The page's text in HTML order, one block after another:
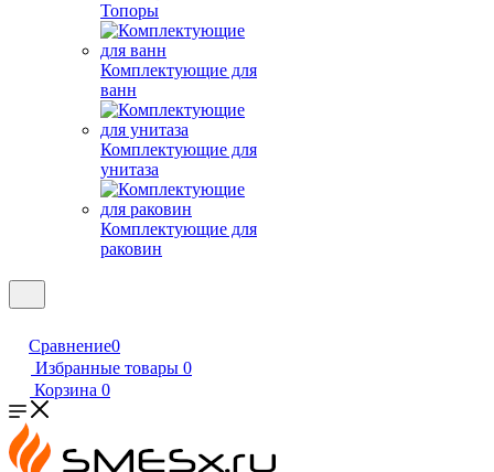
Топоры
Комплектующие для
ванн
Комплектующие для
унитаза
Комплектующие для
раковин
Сравнение0
Избранные товары 0
Корзина 0